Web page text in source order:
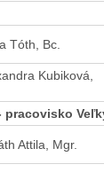
Tóth, Bc.
Kubiková,
pracovisko
Attila, Mgr.